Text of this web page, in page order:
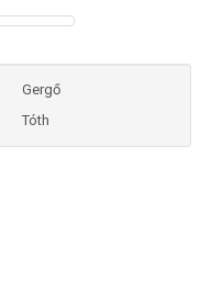
Gergő
Tóth